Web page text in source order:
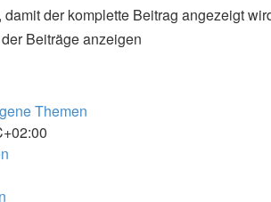
der komplette Beitrag angezeigt
Beiträge anzeigen
Themen